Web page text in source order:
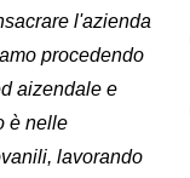
l'azienda
procedendo
aizendale e
è nelle
lavorando